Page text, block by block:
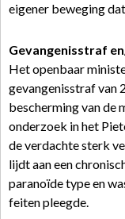
eigener beweging
Gevangenisstraf
Het openbaar
gevangenisstraf van
bescherming van de
onderzoek in het
de verdachte sterk
lijdt aan een
paranoïde type en
feiten pleegde.